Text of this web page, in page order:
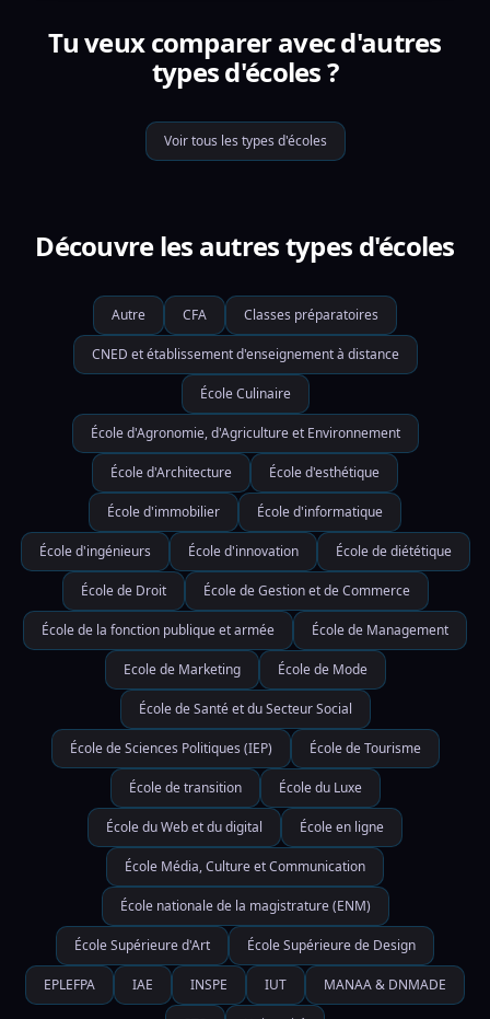
Tu veux comparer avec d'autres
types d'écoles ?
Voir tous les types d'écoles
Découvre les autres types d'écoles
Autre CFA Classes préparatoires
CNED et établissement d'enseignement à distance
École Culinaire
École d'Agronomie, d'Agriculture et Environnement
École d'Architecture École d'esthétique
École d'immobilier École d'informatique
École d'ingénieurs École d'innovation École de diététique
École de Droit École de Gestion et de Commerce
École de la fonction publique et armée École de Management
Ecole de Marketing École de Mode
École de Santé et du Secteur Social
École de Sciences Politiques (IEP) École de Tourisme
École de transition École du Luxe
École du Web et du digital École en ligne
École Média, Culture et Communication
École nationale de la magistrature (ENM)
École Supérieure d'Art École Supérieure de Design
EPLEFPA IAE INSPE IUT MANAA & DNMADE